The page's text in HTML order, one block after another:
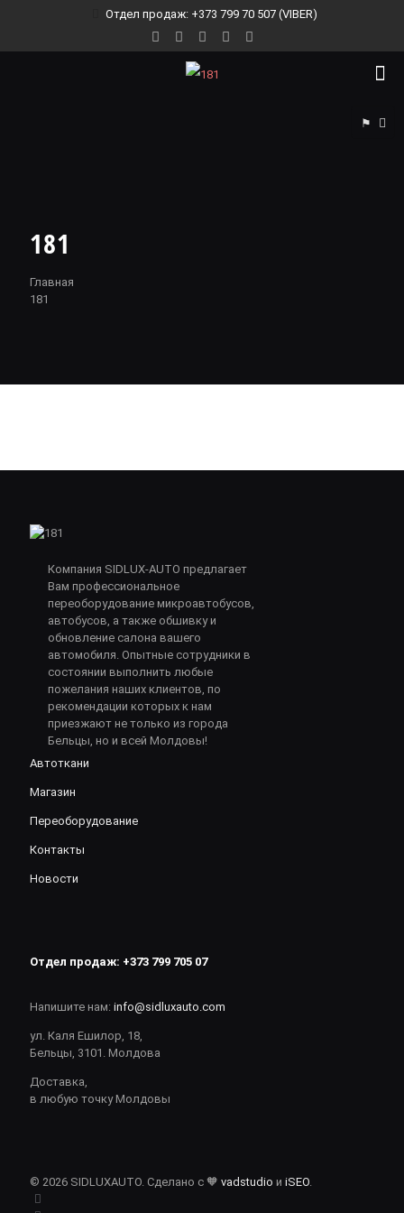
Отдел продаж: +373 799 70 507 (VIBER)
⚑
181
Главная
181
Компания SIDLUX-AUTO предлагает
Вам профессиональное
переоборудование микроавтобусов,
автобусов, а также обшивку и
обновление салона вашего
автомобиля. Опытные сотрудники в
состоянии выполнить любые
пожелания наших клиентов, по
рекомендации которых к нам
приезжают не только из города
Бельцы, но и всей Молдовы!
Автоткани
Магазин
Переоборудование
Контакты
Новости
Отдел продаж: +373 799 705 07
Напишите нам: info@sidluxauto.com
ул. Каля Ешилор, 18,
Бельцы, 3101. Молдова
Доставка,
в любую точку Молдовы
© 2026 SIDLUXAUTO. Сделано с 🧡 vadstudio и iSEO